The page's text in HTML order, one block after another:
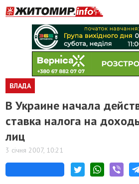
ВЛАДА
В Украине начала
ставка налога на
лиц
3 січня 2007, 10:21